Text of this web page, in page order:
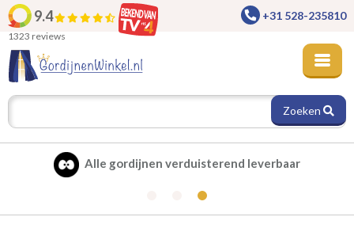
9.4
1323 reviews
+31 528-235810
Zoeken
Alle gordijnen verduisterend leverbaar